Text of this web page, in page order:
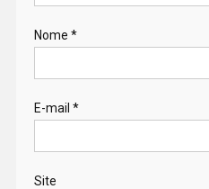
Nome *
E-mail *
Site